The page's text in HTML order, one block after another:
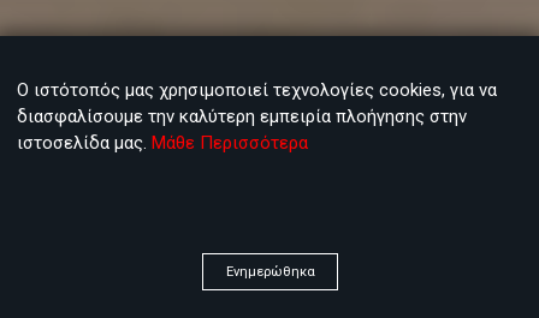
Ο ιστότοπός μας χρησιμοποιεί τεχνολογίες cookies, για να
διασφαλίσουμε την καλύτερη εμπειρία πλοήγησης στην
ιστοσελίδα μας.Μάθε Περισσότερα
Ενημερώθηκα